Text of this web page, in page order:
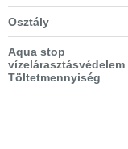
Osztály
Aqua stop
vízelárasztásvédelem
Töltetmennyiség